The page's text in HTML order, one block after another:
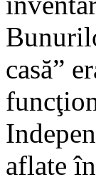
casă”
aflate